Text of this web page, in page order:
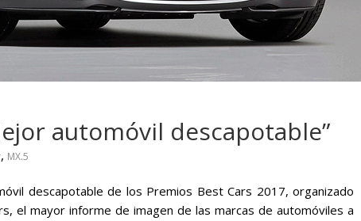
automóvil descapotable”
, MX.5
descapotable de los Premios Best Cars 2017, organizado
el mayor informe de imagen de las marcas de automóviles a